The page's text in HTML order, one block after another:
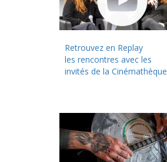
Retrouvez en Replay
les rencontres avec les
invités de la Cinémathèque